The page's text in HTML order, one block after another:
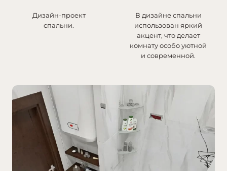
Дизайн-проект
спальни.
В дизайне спальни
использован яркий
акцент, что делает
комнату особо уютной
и современной.